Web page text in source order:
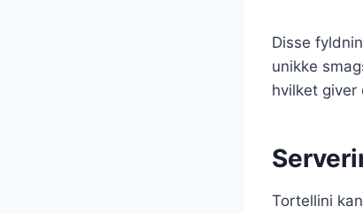
Disse
unikke
hvilket giver
Tortellini